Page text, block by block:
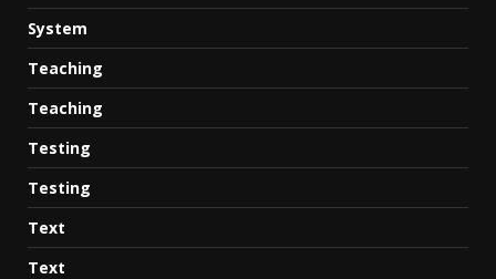
System
Teaching
Teaching
Testing
Testing
Text
Text